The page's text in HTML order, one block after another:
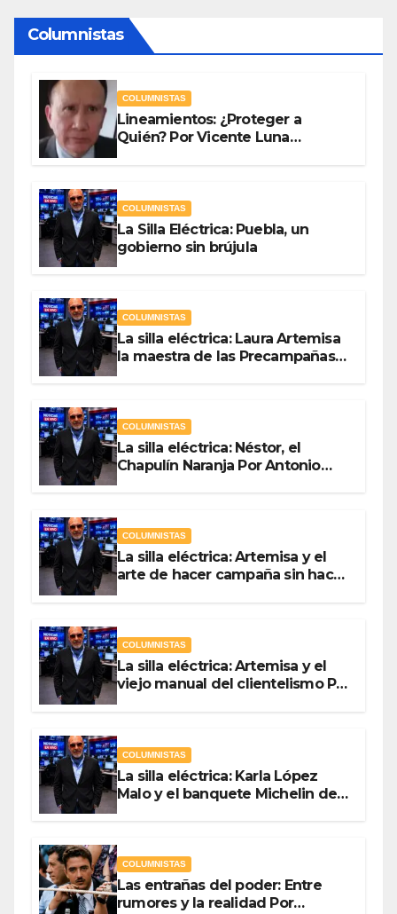
Columnistas
COLUMNISTAS
Lineamientos: ¿Proteger a
Quién? Por Vicente Luna
COLUMNISTAS
La Silla Eléctrica: Puebla, un
gobierno sin brújula
COLUMNISTAS
La silla eléctrica: Laura Artemisa
la maestra de las Precampañas
COLUMNISTAS
La silla eléctrica: Néstor, el
Chapulín Naranja Por Antonio
COLUMNISTAS
La silla eléctrica: Artemisa y el
arte de hacer campaña sin hacer
COLUMNISTAS
La silla eléctrica: Artemisa y el
viejo manual del clientelismo Por
COLUMNISTAS
La silla eléctrica: Karla López
Malo y el banquete Michelin del
COLUMNISTAS
Las entrañas del poder: Entre
rumores y la realidad Por